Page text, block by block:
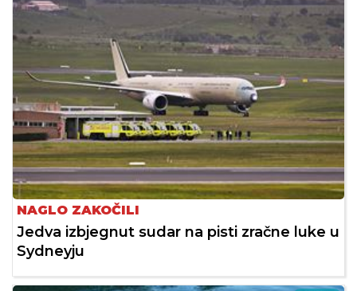
NAGLO ZAKOČILI
Jedva izbjegnut sudar na pisti zračne luke u
Sydneyju